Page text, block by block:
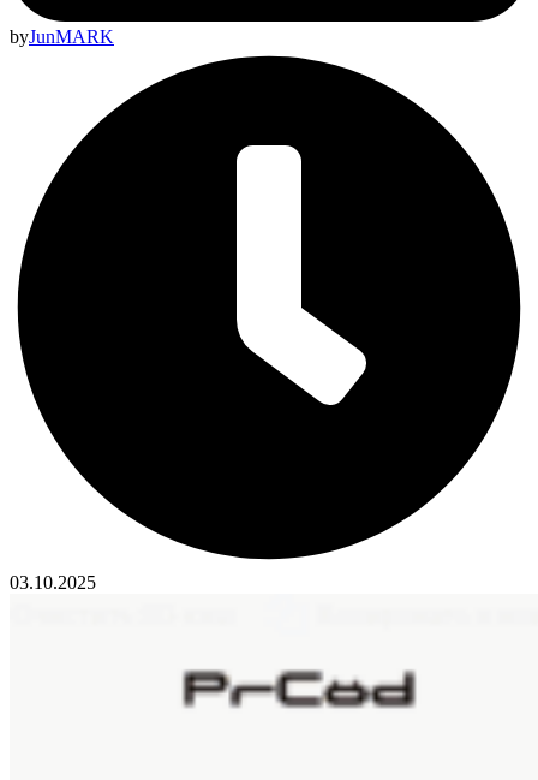
byJunMARK
03.10.2025